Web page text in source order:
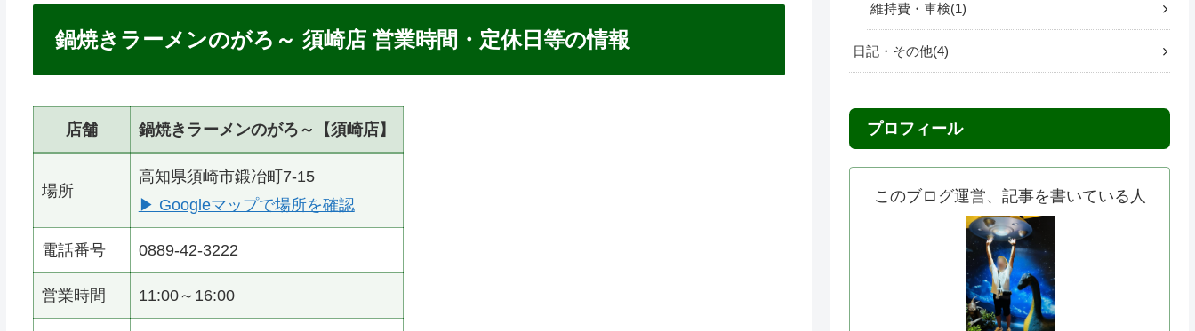
鍋焼きラーメンのがろ～ 須崎店 営業時間・定休日等の情報
店舗 鍋焼きラーメンのがろ～【須崎店】
場所
高知県須崎市鍛冶町7-15
▶ Googleマップで場所を確認
電話番号 0889-42-3222
営業時間 11:00～16:00
維持費・車検 1
日記・その他 4
プロフィール
このブログ運営、記事を書いている人